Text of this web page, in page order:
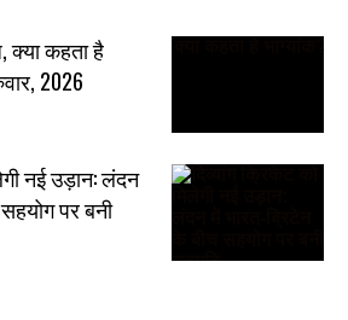
कहता है
2026
नई उड़ान: लंदन
पर बनी